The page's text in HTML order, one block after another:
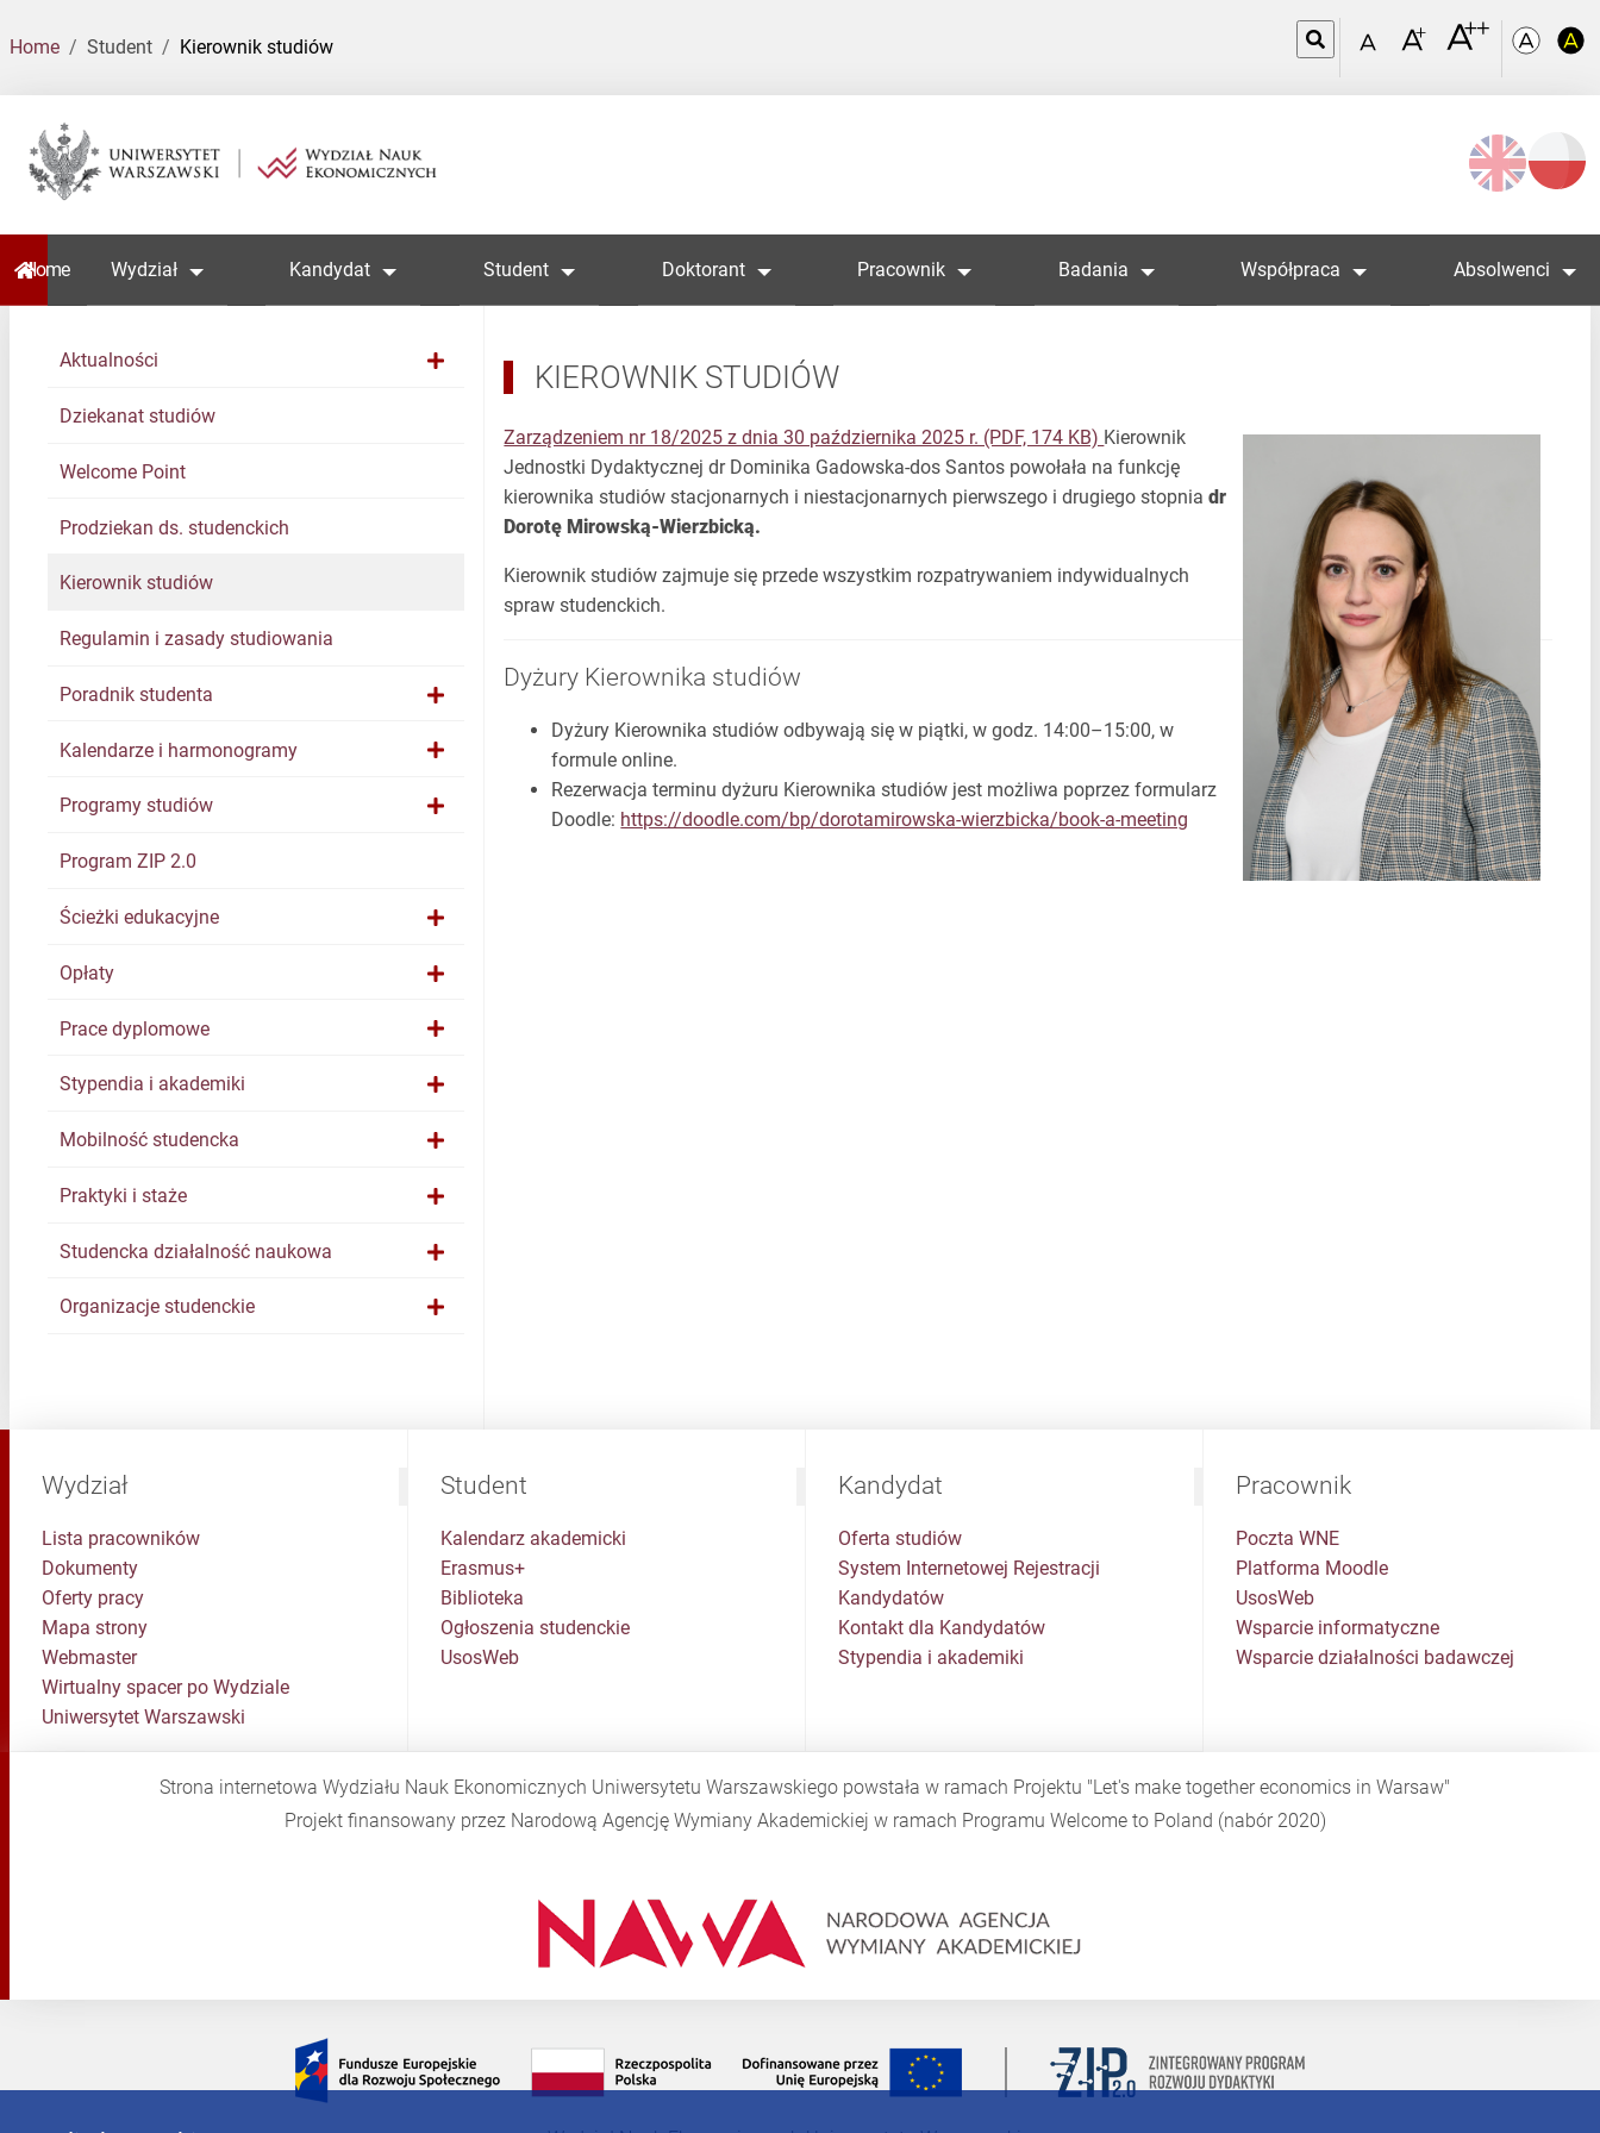
Home Student Kierownik studiów
Wybierz
język
Home Wydział Kandydat Student Doktorant Pracownik Badania Współpraca Absolwenci
Aktualności
Dziekanat studiów
Welcome Point
Prodziekan ds. studenckich
Kierownik studiów
Regulamin i zasady studiowania
Poradnik studenta
Kalendarze i harmonogramy
Programy studiów
Program ZIP 2.0
Ścieżki edukacyjne
Opłaty
Prace dyplomowe
Stypendia i akademiki
Mobilność studencka
Praktyki i staże
Studencka działalność naukowa
Organizacje studenckie
KIEROWNIK STUDIÓW
Zarządzeniem nr 18/2025 z dnia 30 października 2025 r. (PDF, 174 KB) Kierownik
Jednostki Dydaktycznej dr Dominika Gadowska-dos Santos powołała na funkcję
kierownika studiów stacjonarnych i niestacjonarnych pierwszego i drugiego stopniadr
Dorotę Mirowską-Wierzbicką.
Kierownik studiów zajmuje się przede wszystkim rozpatrywaniem indywidualnych
spraw studenckich.
Dyżury Kierownika studiów
Dyżury Kierownika studiów odbywają się w piątki, w godz. 14:00–15:00, w
formule online.
Rezerwacja terminu dyżuru Kierownika studiów jest możliwa poprzez formularz
Doodle: https://doodle.com/bp/dorotamirowska-wierzbicka/book-a-meeting
Wydział
Lista pracowników
Dokumenty
Oferty pracy
Mapa strony
Webmaster
Wirtualny spacer po Wydziale
Uniwersytet Warszawski
Student
Kalendarz akademicki
Erasmus+
Biblioteka
Ogłoszenia studenckie
UsosWeb
Kandydat
Oferta studiów
System Internetowej Rejestracji
Kandydatów
Kontakt dla Kandydatów
Stypendia i akademiki
Pracownik
Poczta WNE
Platforma Moodle
UsosWeb
Wsparcie informatyczne
Wsparcie działalności badawczej
Strona internetowa Wydziału Nauk Ekonomicznych Uniwersytetu Warszawskiego powstała w ramach Projektu "Let's make together economics in Warsaw"
Projekt finansowany przez Narodową Agencję Wymiany Akademickiej w ramach Programu Welcome to Poland (nabór 2020)